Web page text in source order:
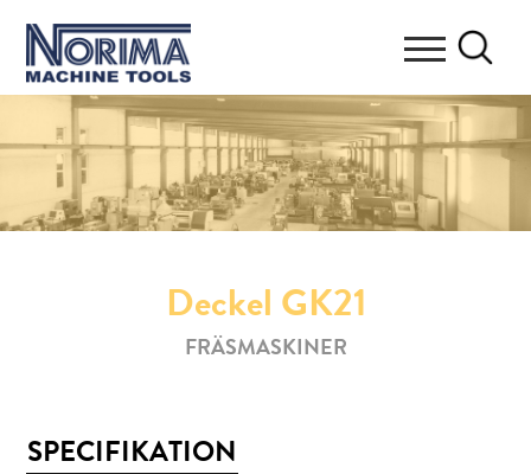
Deckel GK21
FRÄSMASKINER
SPECIFIKATION